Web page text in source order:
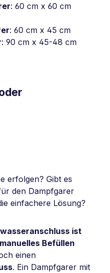
: 60 cm x 60 cm
: 60 cm x 45 cm
: 90 cm x 45-48 cm
erfolgen? Gibt es
den Dampfgarer
einfachere Lösung?
ist
Befüllen
einen
. Ein Dampfgarer mit